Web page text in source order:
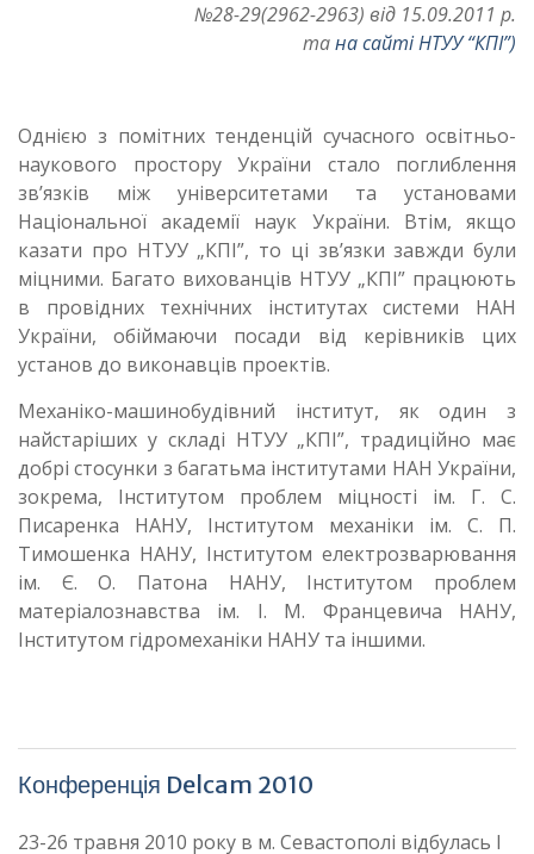
№28-29(2962-2963) від 15.09.2011 р.
тана сайті НТУУ “КПІ”)
Однією з помітних тенденцій сучасного освітньо-
наукового простору України стало поглиблення
зв’язків між університетами та установами
Національної академії наук України. Втім, якщо
казати про НТУУ „КПІ”, то ці зв’язки завжди були
міцними. Багато вихованців НТУУ „КПІ” працюють
в провідних технічних інститутах системи НАН
України, обіймаючи посади від керівників цих
установ до виконавців проектів.
Механіко-машинобудівний інститут, як один з
найстаріших у складі НТУУ „КПІ”, традиційно має
добрі стосунки з багатьма інститутами НАН України,
зокрема, Інститутом проблем міцності ім. Г. С.
Писаренка НАНУ, Інститутом механіки ім. С. П.
Тимошенка НАНУ, Інститутом електрозварювання
ім. Є. О. Патона НАНУ, Інститутом проблем
матеріалознавства ім. І. М. Францевича НАНУ,
Інститутом гідромеханіки НАНУ та іншими.
Конференція Delcam 2010
23-26 травня 2010 року в м. Севастополі відбулась І